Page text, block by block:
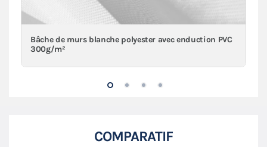
Bâche de murs blanche polyester avec enduction PVC
300g/m²
COMPARATIF